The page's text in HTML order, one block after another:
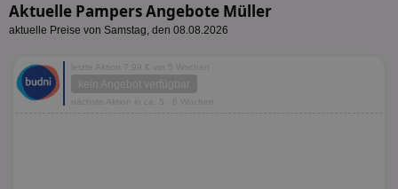
Aktuelle Pampers Angebote Müller
aktuelle Preise von Samstag, den 08.08.2026
letzte Aktion 7,99 € vor 5 Wochen
kein Angebot verfügbar
nächste Aktion in ca. 5 - 6 Wochen